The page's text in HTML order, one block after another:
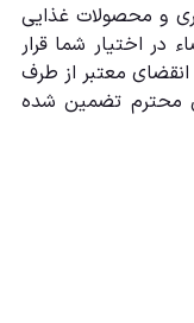
و محصولات غذایی
در اختیار شما قرار
معتبر از طرف
محترم تضمین شده